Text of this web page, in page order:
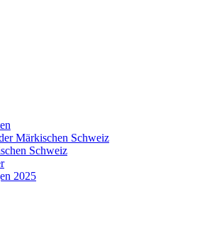
Märkischen Schweiz
Schweiz
2025